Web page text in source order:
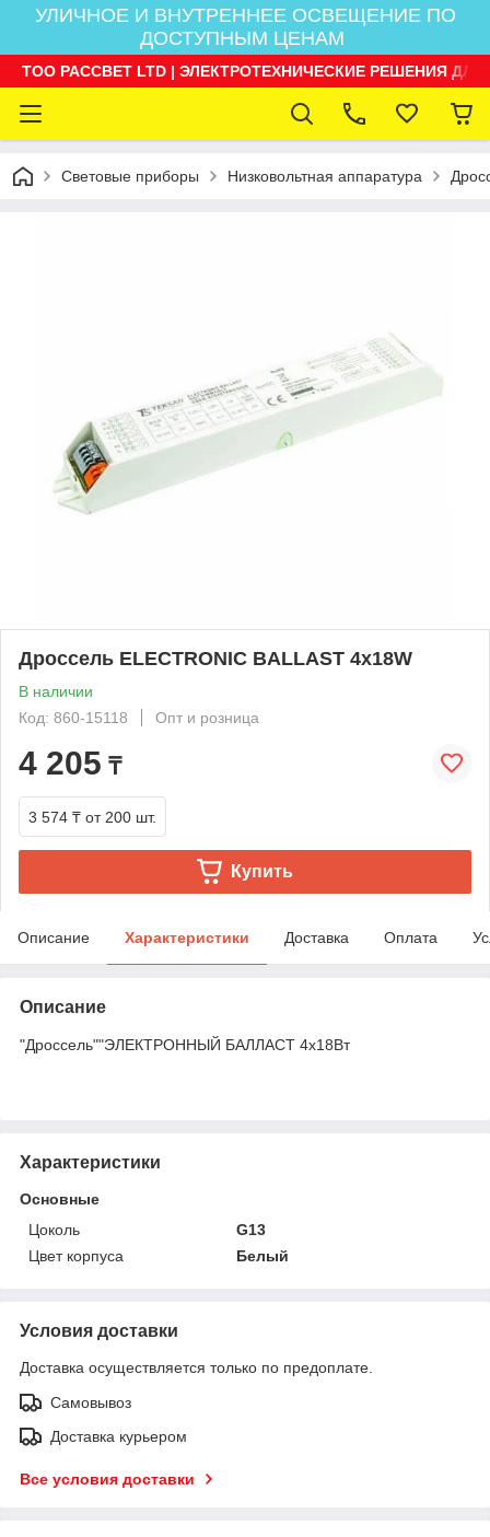
УЛИЧНОЕ И ВНУТРЕННЕЕ ОСВЕЩЕНИЕ ПО
ДОСТУПНЫМ ЦЕНАМ
ТОО РАССВЕТ LTD | ЭЛЕКТРОТЕХНИЧЕСКИЕ РЕШЕНИЯ
Световые приборы Низковольтная аппаратура
Дроссель ELECTRONIC BALLAST 4х18W
В наличии
Код: 860-15118
Опт и розница
4 205 ₸
3 574 ₸ от 200 шт.
Купить
Описание Характеристики Доставка Оплата
Описание
"Дроссель""ЭЛЕКТРОННЫЙ БАЛЛАСТ 4х18Вт
Характеристики
Основные
Цоколь
G13
Цвет корпуса
Белый
Условия доставки
Доставка осуществляется только по предоплате.
Самовывоз
Доставка курьером
Все условия доставки